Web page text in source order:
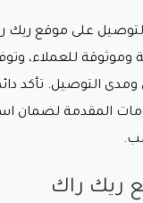
على موقع ريك
وموثوقة للعملاء،
التوصيل. تأكد
المقدمة لضمان
ريك راك